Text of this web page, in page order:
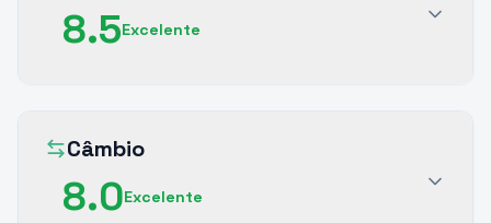
8.5Excelente
Câmbio
8.0Excelente